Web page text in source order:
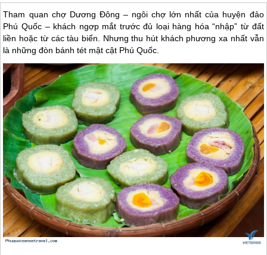
Tham quan chợ Dương Đông – ngôi chợ lớn nhất của huyện đảo
Phú Quốc – khách ngợp mắt trước đủ loại hàng hóa “nhập” từ đất
liền hoặc từ các tàu biển. Nhưng thu hút khách phương xa nhất vẫn
là những đòn bánh tét mật cật Phú Quốc.